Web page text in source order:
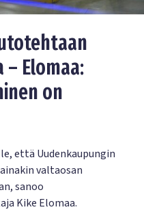
Elomaa:
on
että Uudenkaupungin
valtaosan
sanoo
Kike Elomaa.